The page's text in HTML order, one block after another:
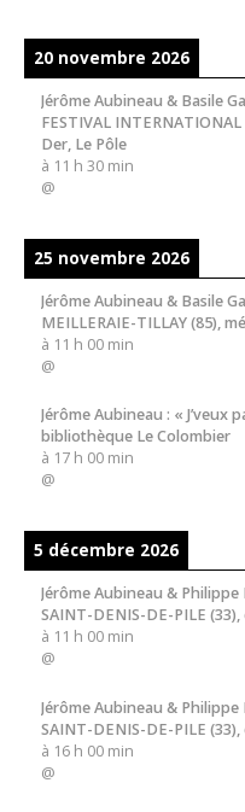
20 novembre 2026
Jérôme Aubineau & Basile
FESTIVAL
Der, Le Pôle
à 11 h 30 min
@
25 novembre 2026
Jérôme Aubineau & Basile
MEILLERAIE-TILLAY (85),
à 11 h 00 min
@
Jérôme Aubineau : « J’veux
bibliothèque Le Colombier
à 17 h 00 min
@
5 décembre 2026
Jérôme Aubineau &
SAINT-DENIS-DE-PILE
à 11 h 00 min
@
Jérôme Aubineau &
SAINT-DENIS-DE-PILE
à 16 h 00 min
@